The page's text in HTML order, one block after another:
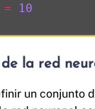
= 10
la red
un conjunto